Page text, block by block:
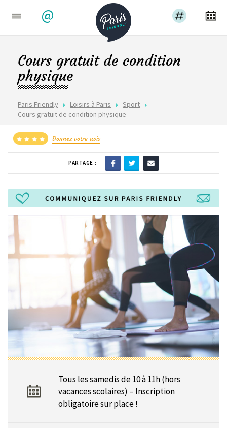
@
Paris Friendly Loisirs à Paris
Sport
Cours gratuit de condition physique
Cours gratuit de condition
physique
Donnez votre avis
PARTAGE :
Tous les samedis de 10 à 11h (hors
vacances scolaires) – Inscription
obligatoire sur place !